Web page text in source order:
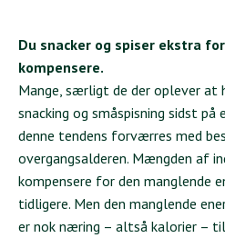
Du snacker og spiser ekstra
kompensere.
Mange, særligt de der oplever at
snacking og småspisning sidst
denne tendens forværres med
overgangsalderen. Mængden af
kompensere for den manglende
tidligere. Men den manglende
er nok næring – altså kalorier –